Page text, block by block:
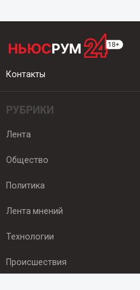
Контакты
РУБРИКИ
Лента
Общество
Политика
Лента мнений
Технологии
Происшествия